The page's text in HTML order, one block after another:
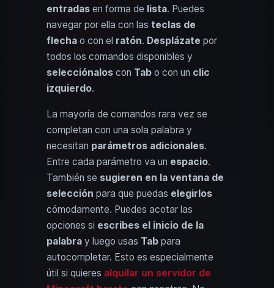
entradas en forma de lista. Puedes
navegar por ella con las teclas de
flecha o con el ratón. Desplázate por
todos los comandos disponibles y
selecciónalos con Tab o con un clic
izquierdo.
La mayoría de comandos rara vez se
completan con una sola palabra y
necesitan parámetros adicionales.
Entre cada parámetro va un espacio.
También se sugieren en la ventana de
selección para que puedas elegirlos
cómodamente. Puedes acotar las
opciones si escribes el inicio de la
palabra y luego usas Tab para
autocompletar. Esto es especialmente
útil si quieres alquilar un servidor de